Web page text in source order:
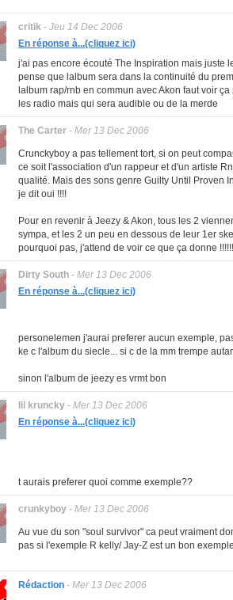
critik - Jeu 14 Dec 2006
En réponse à...(cliquez ici)
j'ai pas encore écouté The Inspiration mais juste
pense que lalbum sera dans la continuité du
lalbum rap/rnb en commun avec Akon faut voir
les radio mais qui sera audible ou de la merde
The Carter - Mer 13 Dec 2006
Crunckyboy a pas tellement tort, si on peut
ce soit l'association d'un rappeur et d'un artiste
qualité. Mais des sons genre Guilty Until Proven
je dit oui !!!!
Pour en revenir à Jeezy & Akon, tous les 2
sympa, et les 2 un peu en dessous de leur 1er
pourquoi pas, j'attend de voir ce que ça donne !!!!!!
Dirty South - Mer 13 Dec 2006
En réponse à...(cliquez ici)
personelemen j'aurai preferer aucun exemple,
ke c l'album du siecle... si c de la mm trempe
sinon l'album de jeezy es vrmt bon
lil kruncky - Mer 13 Dec 2006
En réponse à...(cliquez ici)
t aurais preferer quoi comme exemple??
crunkyboy - Mer 13 Dec 2006
Au vue du son "soul survivor" ca peut vraiment
pas si l'exemple R kelly/ Jay-Z est un bon
Rédaction - Mer 13 Dec 2006